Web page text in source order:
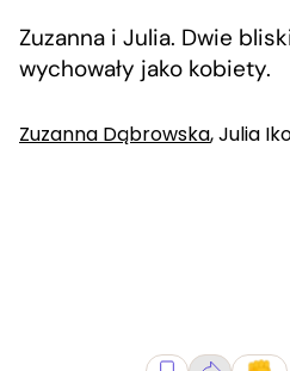
Zuzanna i Julia. Dwie
wychowały jako kobiety.
Zuzanna Dąbrowska,Julia